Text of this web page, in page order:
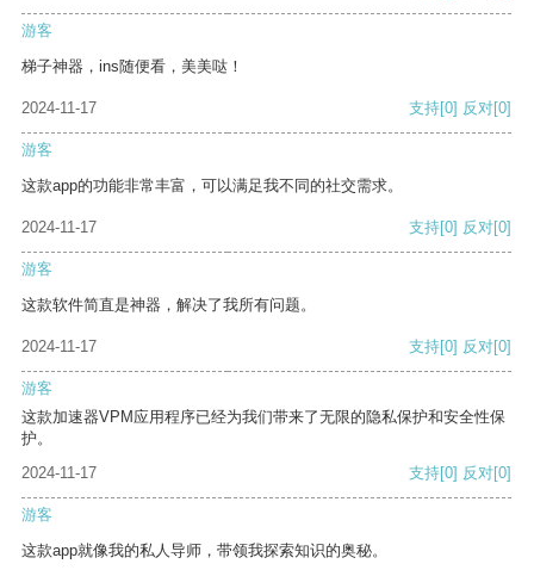
游客
梯子神器，ins随便看，美美哒！
2024-11-17 支持[0] 反对[0]
游客
这款app的功能非常丰富，可以满足我不同的社交需求。
2024-11-17 支持[0] 反对[0]
游客
这款软件简直是神器，解决了我所有问题。
2024-11-17 支持[0] 反对[0]
游客
这款加速器VPM应用程序已经为我们带来了无限的隐私保护和安全性保
护。
2024-11-17
支持[0] 反对[0]
游客
这款app就像我的私人导师，带领我探索知识的奥秘。